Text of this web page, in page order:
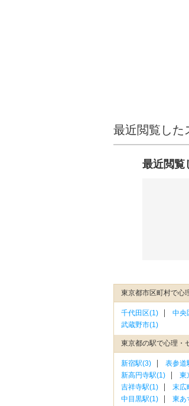
最近閲覧した
最近閲覧
東京都市区町村で心
千代田区(1) 中央
武蔵野市(1)
東京都の駅で心理・
新宿駅(3) 表参道
新高円寺駅(1)
東
吉祥寺駅(1)
末広
中目黒駅(1)
東あ